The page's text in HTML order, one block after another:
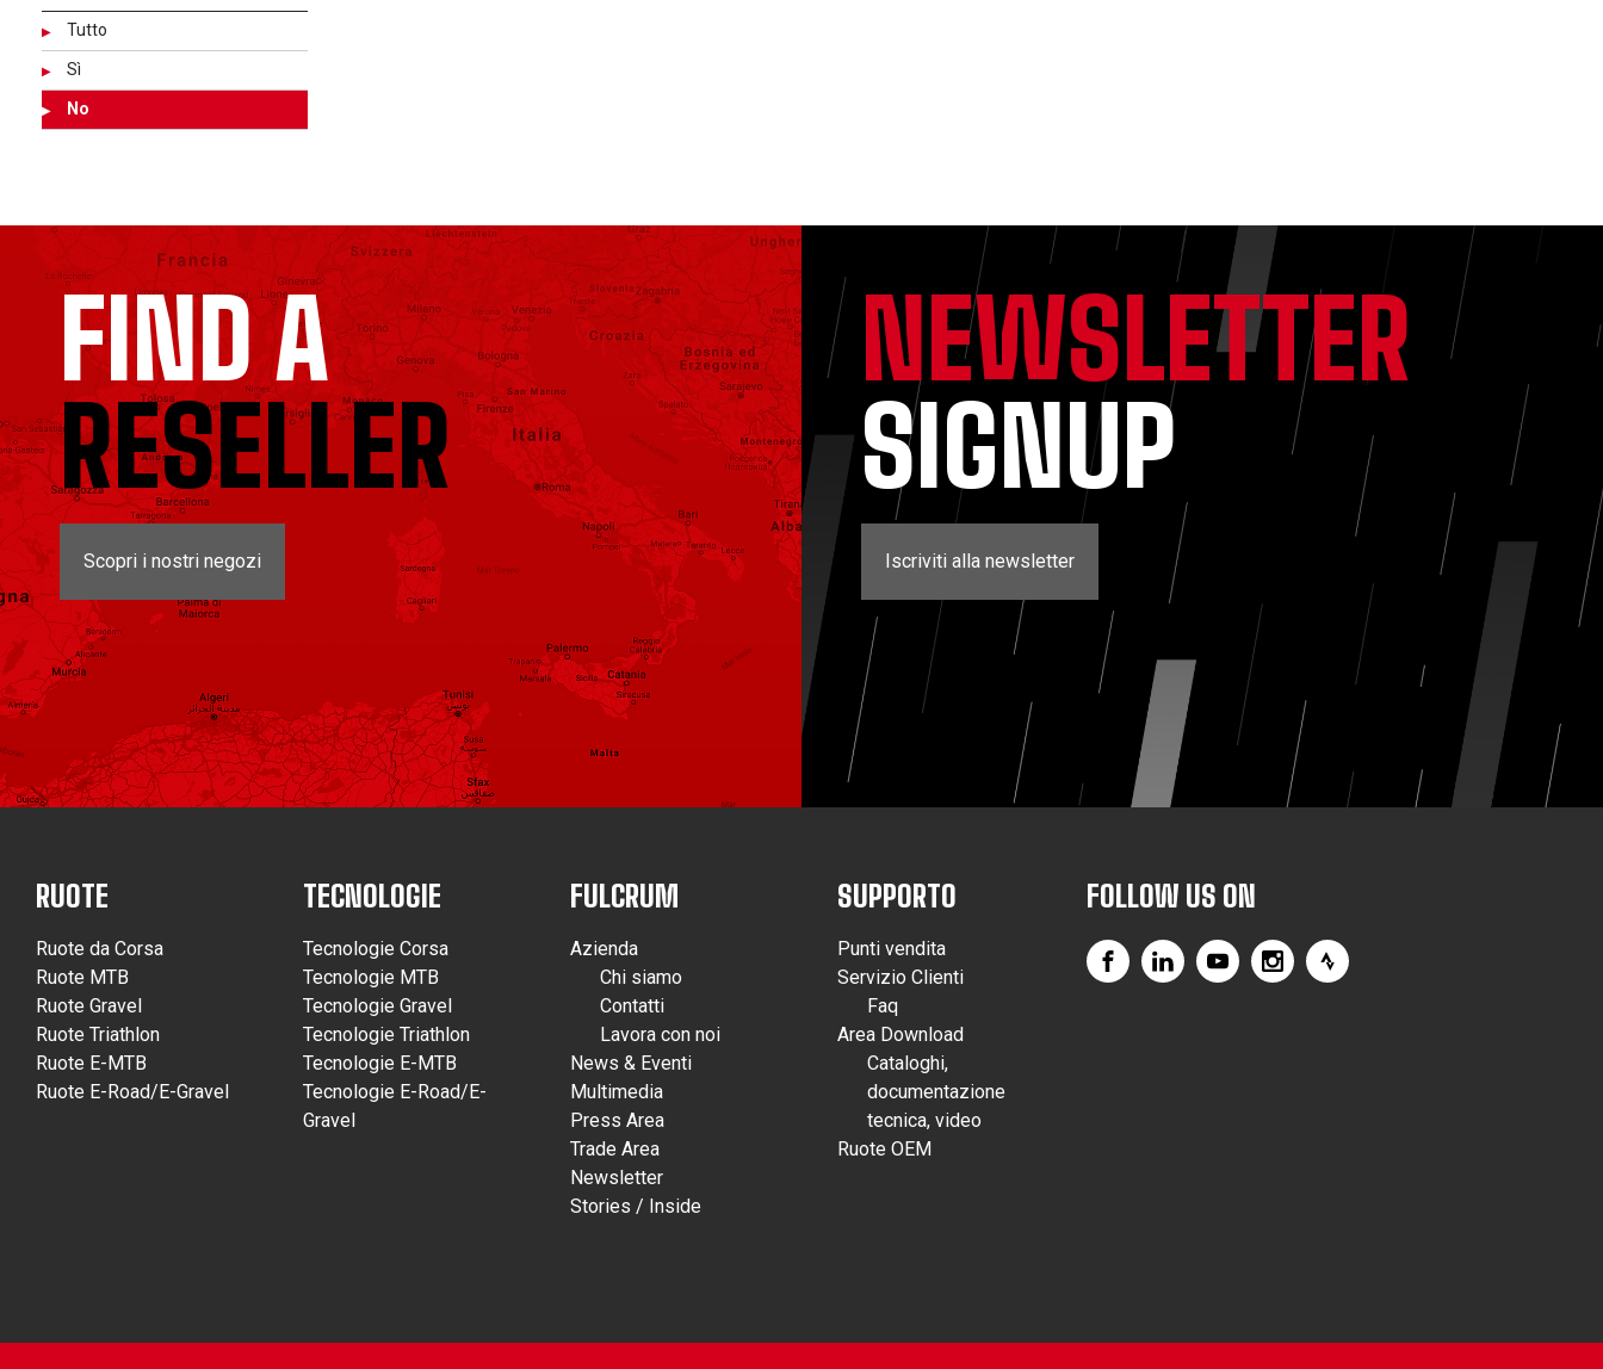
Tutto
Sì
No
FIND A
RESELLER
Scopri i nostri negozi
NEWSLETTER
SIGNUP
Iscriviti alla newsletter
RUOTE
Ruote da Corsa
Ruote MTB
Ruote Gravel
Ruote Triathlon
Ruote E-MTB
Ruote E-Road/E-Gravel
TECNOLOGIE
Tecnologie Corsa
Tecnologie MTB
Tecnologie Gravel
Tecnologie Triathlon
Tecnologie E-MTB
Tecnologie E-Road/E-
Gravel
FULCRUM
Azienda
Chi siamo
Contatti
Lavora con noi
News & Eventi
Multimedia
Press Area
Trade Area
Newsletter
Stories / Inside
SUPPORTO
Punti vendita
Servizio Clienti
Faq
Area Download
Cataloghi,
documentazione
tecnica, video
Ruote OEM
FOLLOW US ON